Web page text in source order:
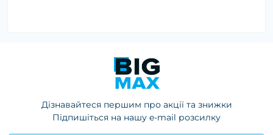
Дізнавайтеся першим про акції та знижки
Підпишіться на нашу e-mail розсилку